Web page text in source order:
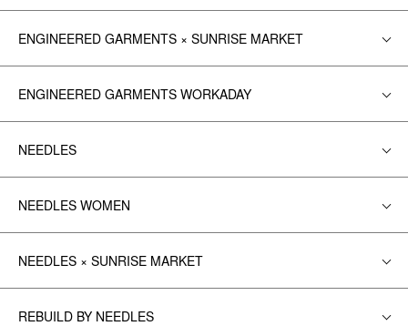
ENGINEERED GARMENTS × SUNRISE MARKET
ENGINEERED GARMENTS WORKADAY
NEEDLES
NEEDLES WOMEN
NEEDLES × SUNRISE MARKET
REBUILD BY NEEDLES